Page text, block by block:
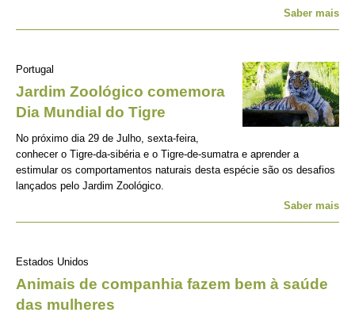
Saber mais
Portugal
Jardim Zoológico comemora
Dia Mundial do Tigre
No próximo dia 29 de Julho, sexta-feira,
conhecer o Tigre-da-sibéria e o Tigre-de-sumatra e aprender a
estimular os comportamentos naturais desta espécie são os desafios
lançados pelo Jardim Zoológico.
Saber mais
Estados Unidos
Animais de companhia fazem bem à saúde
das mulheres